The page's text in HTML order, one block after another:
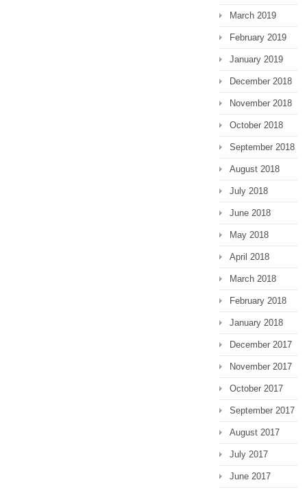
March 2019
February 2019
January 2019
December 2018
November 2018
October 2018
September 2018
August 2018
July 2018
June 2018
May 2018
April 2018
March 2018
February 2018
January 2018
December 2017
November 2017
October 2017
September 2017
August 2017
July 2017
June 2017